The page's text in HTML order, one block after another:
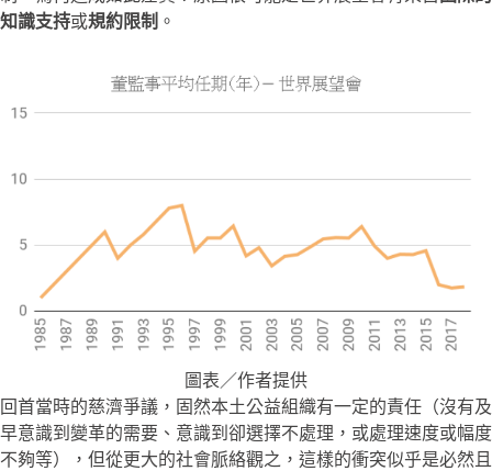
知識支持或規約限制 。
圖表／作者提供
回首當時的慈濟爭議，固然本土公益組織有一定的責任（沒有及
早意識到變革的需要、意識到卻選擇不處理，或處理速度或幅度
不夠等），但從更大的社會脈絡觀之，這樣的衝突似乎是必然且